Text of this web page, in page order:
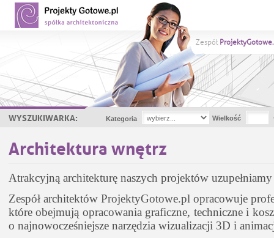
Zespół
WYSZUKIWARKA: Kategoria Wielkość
Architektura wnętrz
Atrakcyjną architekturę naszych projektów
Zespół architektów ProjektyGotowe.pl opracowuje
które obejmują opracowania graficzne, techniczne i
o najnowocześniejsze narzędzia wizualizacji 3D i